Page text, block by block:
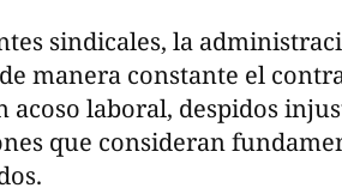
sindicales, la
manera constante el
laboral, despidos
que consideran